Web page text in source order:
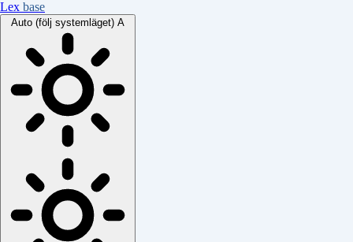
Lex base
Auto (följ systemläget) A